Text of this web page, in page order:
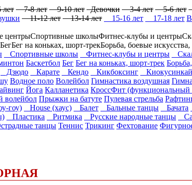
7-8 лет 9-10 лет Девочки 3-4 лет 5-6 лет
11-12 лет 13-14 лет 15-16 лет 17-18 лет
центрыСпортивные школыФитнес-клубы и центры
БегБег на коньках, шорт-трекБорьба, боевые
Спортивные школы Фитнес-клубы и центры
Баскетбол Бег Бег на коньках, шорт-трек
Дзюдо Карате Кендо Кикбоксинг
Киокусинкай
Водное поло Волейбол Гимнастика воздушная
Йога Калланетика КроссФит (функциональный
волейбол Прыжки на батуте Пулевая стрельба
гоу) House (хаус) Балет Бальные танцы Бачата
Пластика Ритмика Русские народные танцы
танцы Теннис Трикинг Фехтование